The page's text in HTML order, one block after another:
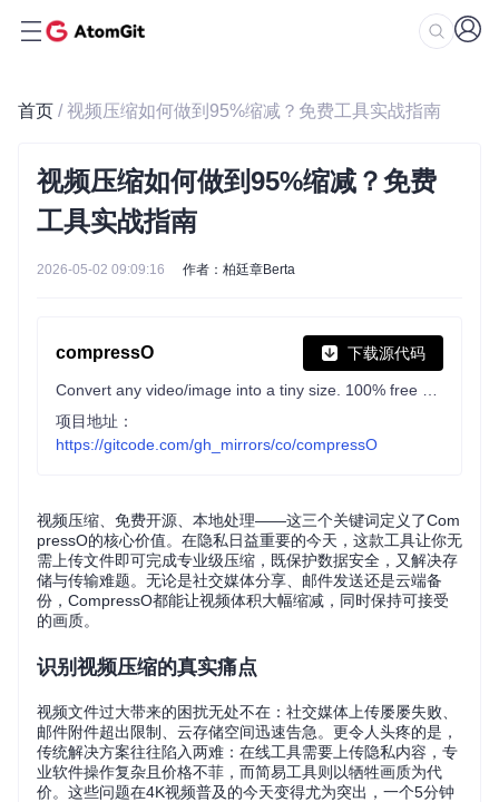
首页 / 视频压缩如何做到95%缩减？免费工具实战指南
视频压缩如何做到95%缩减？免费
工具实战指南
2026-05-02 09:09:16 作者：柏廷章Berta
compressO 下载源代码
项目地址：
https://gitcode.com/gh_mirrors/co/compressO
视频压缩、免费开源、本地处理——这三个关键词定义了Com
pressO的核心价值。在隐私日益重要的今天，这款工具让你无
需上传文件即可完成专业级压缩，既保护数据安全，又解决存
储与传输难题。无论是社交媒体分享、邮件发送还是云端备
份，CompressO都能让视频体积大幅缩减，同时保持可接受
的画质。
识别视频压缩的真实痛点
视频文件过大带来的困扰无处不在：社交媒体上传屡屡失败、
邮件附件超出限制、云存储空间迅速告急。更令人头疼的是，
传统解决方案往往陷入两难：在线工具需要上传隐私内容，专
业软件操作复杂且价格不菲，而简易工具则以牺牲画质为代
价。这些问题在4K视频普及的今天变得尤为突出，一个5分钟